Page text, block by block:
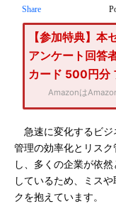
Share
【参加特典】本
アンケート回答
カード 500円分
Amazonは
急速に変化するビジ
管理の効率化とリス
し、多くの企業が依
しているため、ミス
クを抱えています。